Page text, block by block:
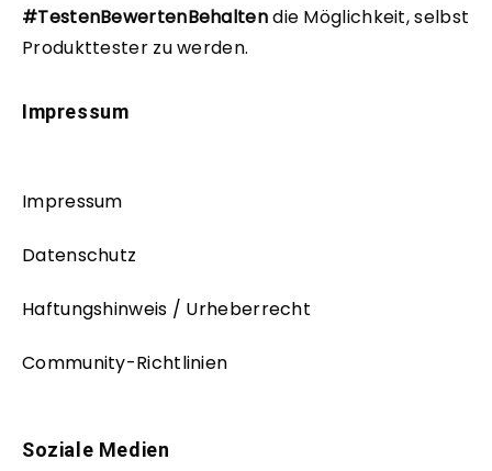
#TestenBewertenBehaltendie Möglichkeit, selbst
Produkttester zu werden.
Impressum
Impressum
Datenschutz
Haftungshinweis / Urheberrecht
Community-Richtlinien
Soziale Medien